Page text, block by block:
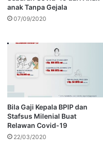
anak Tanpa Gejala
07/09/2020
Bila Gaji Kepala BPIP dan
Stafsus Milenial Buat
Relawan Covid-19
22/03/2020